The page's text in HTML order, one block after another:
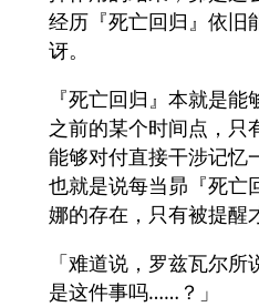
经历『死亡回归』依旧
讶。
『死亡回归』本就是
之前的某个时间点，只
能够对付直接干涉记忆
也就是说每当昴『死亡
娜的存在，只有被提醒
「难道说，罗兹瓦尔
是这件事吗……？」